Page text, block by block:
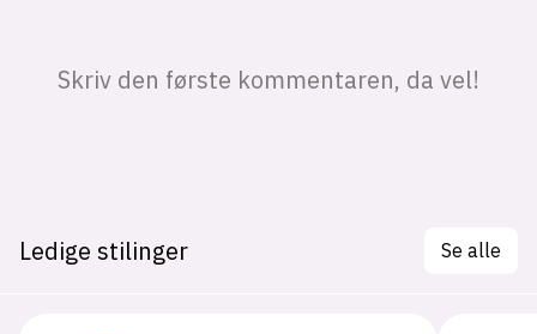
Ledige stilinger Se alle